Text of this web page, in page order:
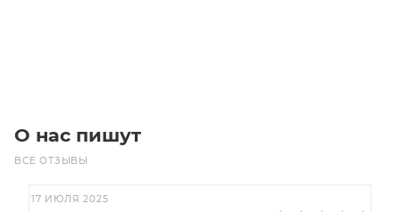
О нас пишут
ВСЕ ОТЗЫВЫ
17 ИЮЛЯ 2025